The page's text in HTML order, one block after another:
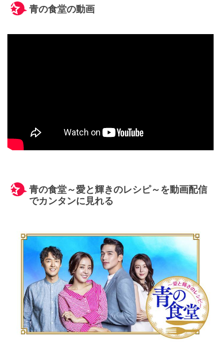
青の食堂の動画
青の食堂～愛と輝きのレシピ～を動画配信
でカンタンに見れる